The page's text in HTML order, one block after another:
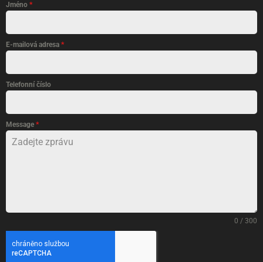
Jméno *
E-mailová adresa *
Telefonní číslo
Message *
0 / 300